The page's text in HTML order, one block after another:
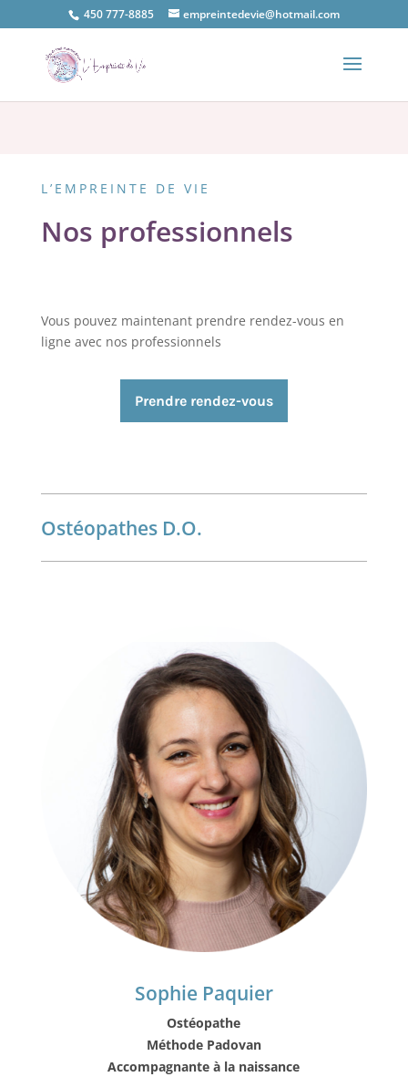
450 777-8885 empreintedevie@hotmail.com
L’EMPREINTE DE VIE
Nos professionnels
Vous pouvez maintenant prendre rendez-vous en
ligne avec nos professionnels
Prendre rendez-vous
Ostéopathes D.O.
Sophie Paquier
Ostéopathe
Méthode Padovan
Accompagnante à la naissance